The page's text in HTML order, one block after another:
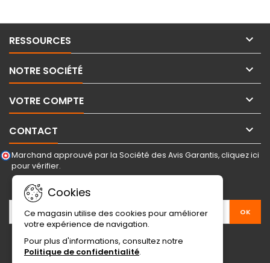
RESSOURCES 
NOTRE SOCIÉTÉ 
VOTRE COMPTE 
CONTACT 
Cookies
Ce magasin utilise des cookies pour améliorer
votre expérience de navigation.
Pour plus d'informations, consultez notre
Politique de confidentialité.
Marchand approuvé par la Société des Avis Garantis,cliquez ici
pour vérifier.
LETTRE D'INFORMATIONS